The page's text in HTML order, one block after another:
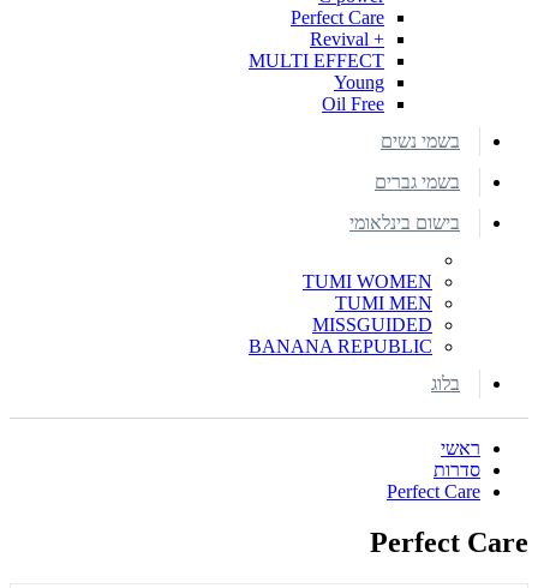
Perfect Care
+ Revival
MULTI EFFECT
Young
Oil Free
בשמי נשים
בשמי גברים
בישום בינלאומי
TUMI WOMEN
TUMI MEN
MISSGUIDED
BANANA REPUBLIC
בלוג
ראשי
סדרות
Perfect Care
Perfect Care